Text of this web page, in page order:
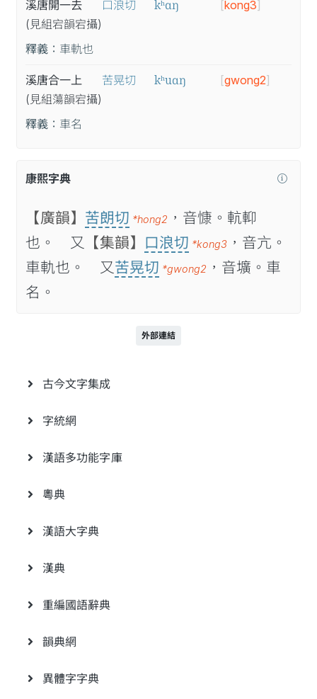
溪唐開一去
(見組宕韻宕攝)
口浪切 kʰɑŋ [kong3]
釋義： 車軌也
溪唐合一上
(見組蕩韻宕攝)
苦晃切 kʰuɑŋ [gwong2]
釋義： 車名
康熙字典
【廣韻】 苦朗切 *hong2 ，音慷。䡉𨋕
也。 又
【集韻】 口浪切 *kong3 ，音亢。
車軌也。 又苦晃切 *gwong2 ，音壙。車
名。
外部連結
古今文字集成
字統網
漢語多功能字庫
粵典
漢語大字典
漢典
重編國語辭典
韻典網
異體字字典